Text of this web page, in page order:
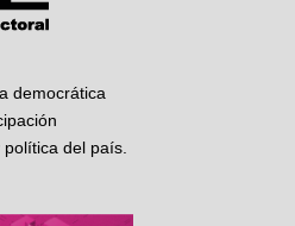
democrática
del país.